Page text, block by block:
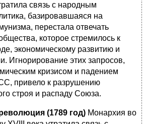
связь с народным
базировавшаяся на
перестала отвечать
которое стремилось к
экономическому развитию и
Игнорирование этих запросов,
кризисом и падением
привело к разрушению
строя и распаду Союза.
(1789 год) Монархия во